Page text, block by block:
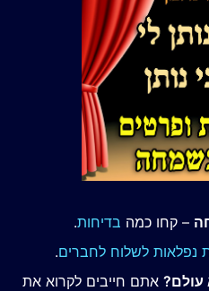
– קחו כמה בדיחות.
נפלאות לשלוח לחברים.
עולם? אתם חייבים לקרוא את